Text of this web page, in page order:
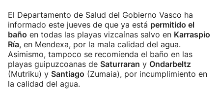
El Departamento de Salud del Gobierno Vasco ha
informado este jueves de que ya está permitido el
baño en todas las playas vizcaínas salvo en Karraspio
Ría, en Mendexa, por la mala calidad del agua.
Asimismo, tampoco se recomienda el baño en las
playas guipuzcoanas de Saturraran y Ondarbeltz
(Mutriku) y Santiago (Zumaia), por incumplimiento en
la calidad del agua.